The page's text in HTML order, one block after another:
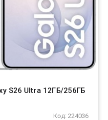
S26 Ultra 12ГБ/256ГБ
Код: 224036